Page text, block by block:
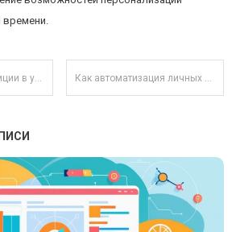
времени.
по записям
биржевые фонды Как автоматизация личных финансов помогает сохранять и приумножать деньги без усилий